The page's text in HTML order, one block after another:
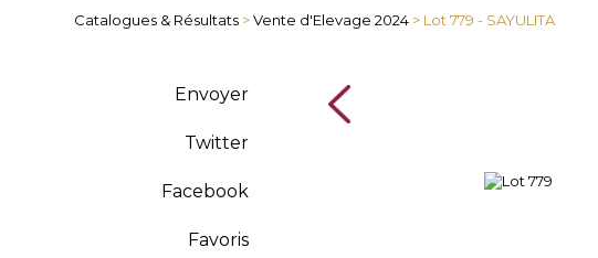
Catalogues & Résultats >Vente d'Elevage 2024 > Lot 779 - SAYULITA
Envoyer
Twitter
Facebook
Favoris